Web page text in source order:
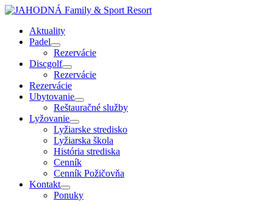
Aktuality
Padel
Rezervácie
Discgolf
Rezervácie
Rezervácie
Ubytovanie
Reštauračné služby
Lyžovanie
Lyžiarske stredisko
Lyžiarska škola
História strediska
Cenník
Cenník Požičovňa
Kontakt
Ponuky